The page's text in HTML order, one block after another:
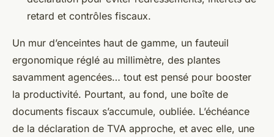
retard et contrôles fiscaux.
Un mur d’enceintes haut de gamme, un fauteuil
ergonomique réglé au millimètre, des plantes
savamment agencées… tout est pensé pour booster
la productivité. Pourtant, au fond, une boîte de
documents fiscaux s’accumule, oubliée. L’échéance
de la déclaration de TVA approche, et avec elle, une